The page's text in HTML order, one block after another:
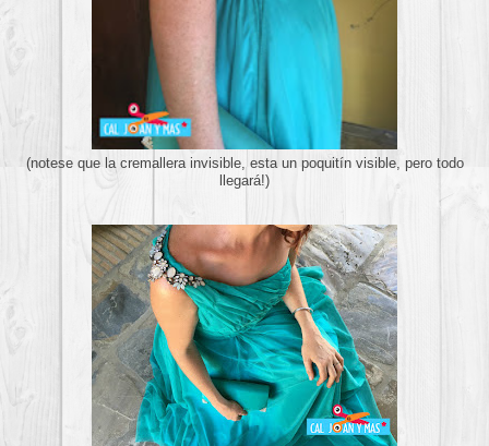
(notese que la cremallera invisible, esta un poquitín visible, pero todo
llegará!)